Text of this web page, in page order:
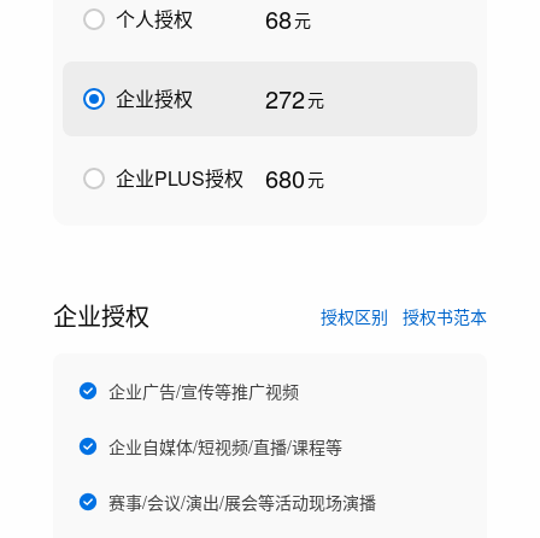
个人授权 68元
企业授权 272元
企业PLUS授权 680元
企业授权 授权区别 授权书范本
企业广告/宣传等推广视频
企业自媒体/短视频/直播/课程等
赛事/会议/演出/展会等活动现场演播